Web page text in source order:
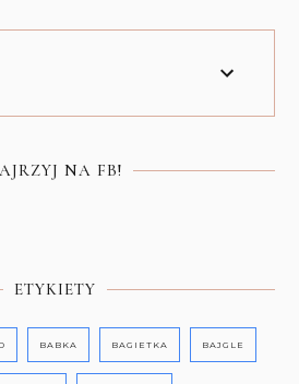
NA FB!
ETYKIETY
BABKA BAGIETKA BAJGLE